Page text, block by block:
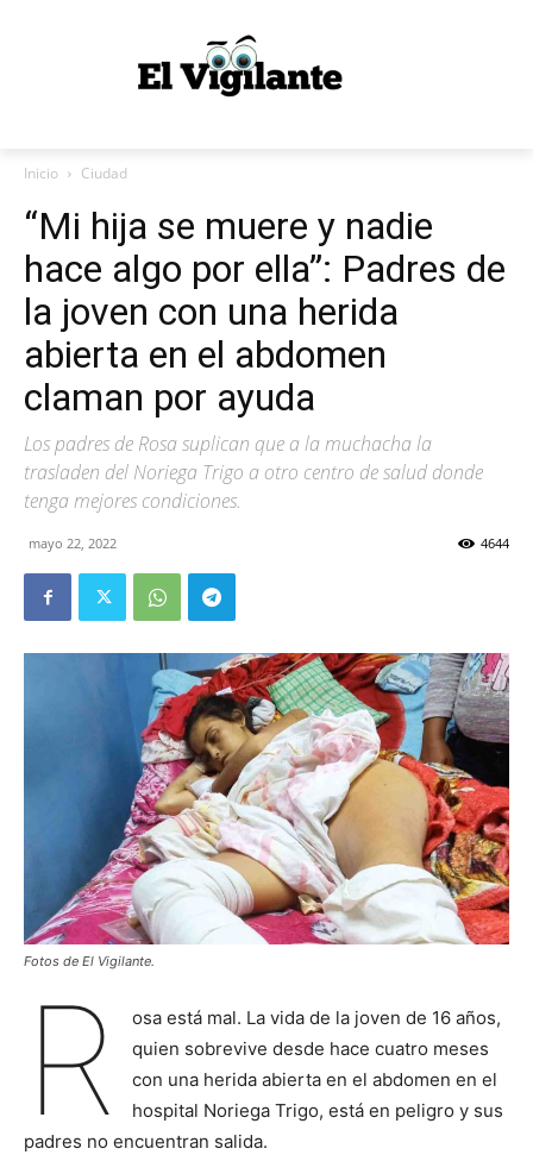
Inicio Ciudad
“Mi hija se muere y nadie
hace algo por ella”: Padres de
la joven con una herida
abierta en el abdomen
claman por ayuda
Los padres de Rosa suplican que a la muchacha la
trasladen del Noriega Trigo a otro centro de salud donde
tenga mejores condiciones.
mayo 22, 2022 4644
Fotos de El Vigilante.
R
osa está mal. La vida de la joven de 16 años,
quien sobrevive desde hace cuatro meses
con una herida abierta en el abdomen en el
hospital Noriega Trigo, está en peligro y sus
padres no encuentran salida.